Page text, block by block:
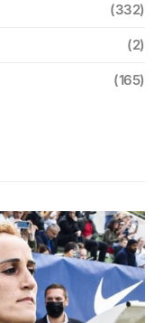
(332)
(2)
(165)